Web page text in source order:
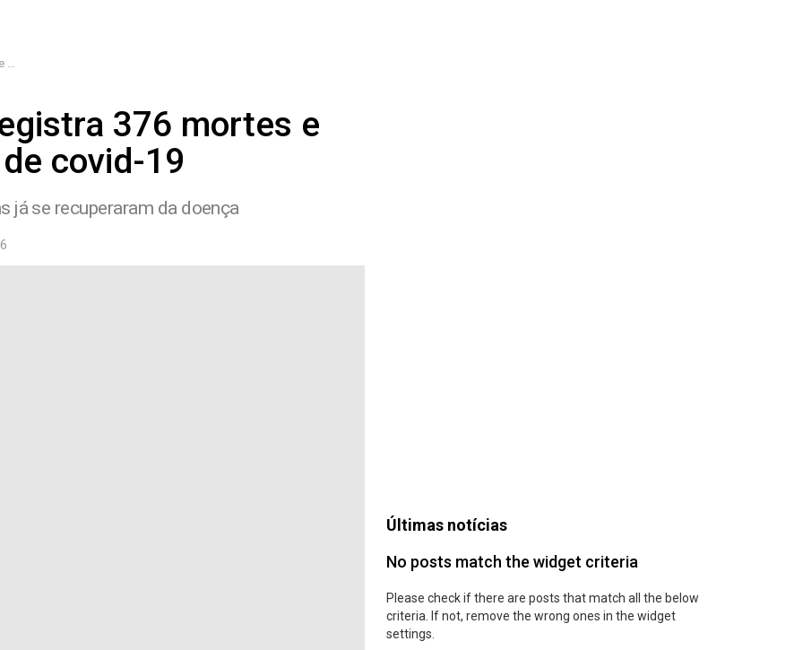
376 mortes e
covid-19
já se recuperaram da doença
Últimas notícias
No posts match the widget criteria
Please check if there are posts that match all the below
criteria. If not, remove the wrong ones in the widget
settings.